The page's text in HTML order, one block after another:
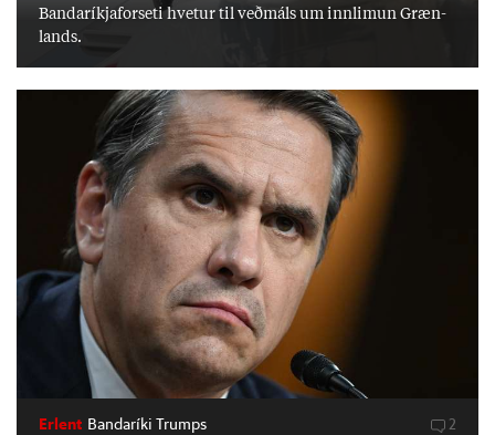
Banda­ríkja­for­seti hvet­ur til veð­máls um inn­limun Græn­
lands.
Erlent Bandaríki Trumps 2